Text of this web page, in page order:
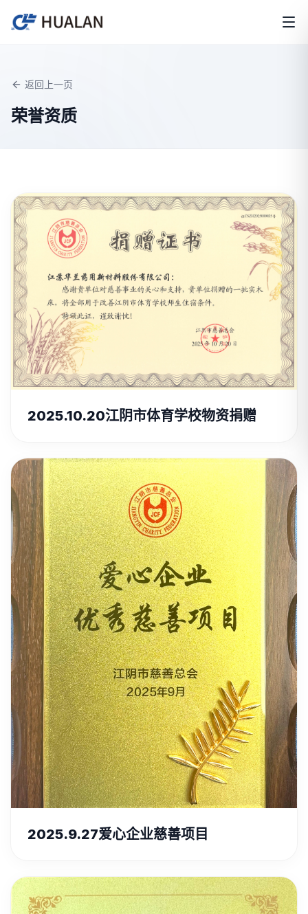
返回上一页
荣誉资质
2025.10.20江阴市体育学校物资捐赠
2025.9.27爱心企业慈善项目